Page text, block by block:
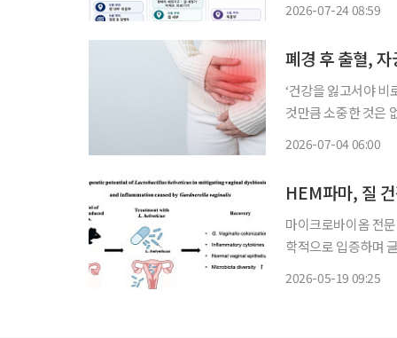
2026-07-24 08:59
‘건강을 잃고서야
것만큼 소중한 것은
2026-07-04 06:00
마이크로바이옴 전
학적으로 입증하며 글로벌 학
2026-05-19 09:25